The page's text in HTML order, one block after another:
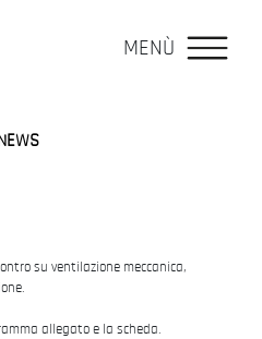
MENÙ
su ventilazione meccanica,
allegato e la scheda.